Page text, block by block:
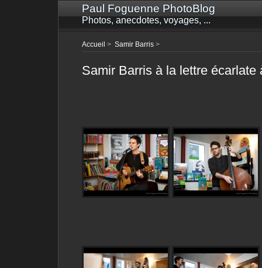
Paul Foguenne PhotoBlog
Photos, anecdotes, voyages, ...
Accueil > Samir Barris >
Samir Barris à la lettre écarlate